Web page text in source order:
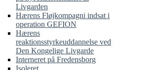
Livgarden
Hærens Fløjkompagni indsat i
operation GEFION
Hærens
reaktionsstyrkeuddannelse ved
Den Kongelige Livgarde
Interneret på Fredensborg